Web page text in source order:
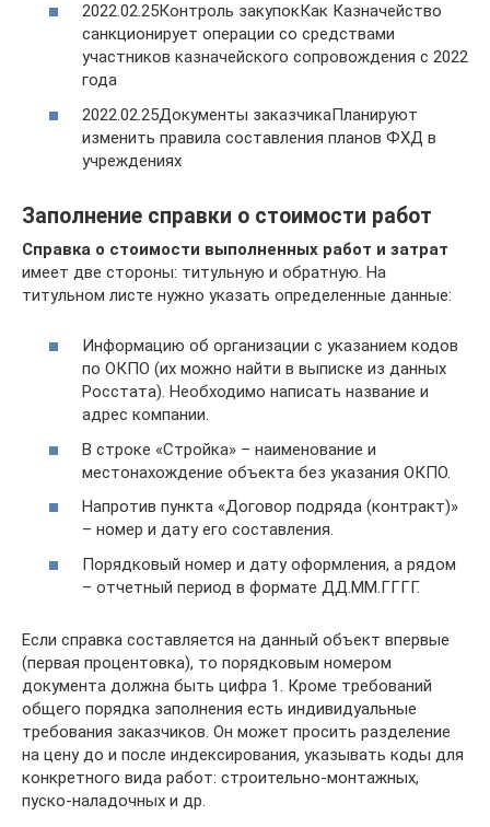
2022.02.25Контроль закупокКак Казначейство
санкционирует операции со средствами
участников казначейского сопровождения с 2022
года
2022.02.25Документы заказчикаПланируют
изменить правила составления планов ФХД в
учреждениях
Заполнение справки о стоимости работ
Справка о стоимости выполненных работ и затрат
имеет две стороны: титульную и обратную. На
титульном листе нужно указать определенные данные:
Информацию об организации с указанием кодов
по ОКПО (их можно найти в выписке из данных
Росстата). Необходимо написать название и
адрес компании.
В строке «Стройка» – наименование и
местонахождение объекта без указания ОКПО.
Напротив пункта «Договор подряда (контракт)»
– номер и дату его составления.
Порядковый номер и дату оформления, а рядом
– отчетный период в формате ДД.ММ.ГГГГ.
Если справка составляется на данный объект впервые
(первая процентовка), то порядковым номером
документа должна быть цифра 1. Кроме требований
общего порядка заполнения есть индивидуальные
требования заказчиков. Он может просить разделение
на цену до и после индексирования, указывать коды для
конкретного вида работ: строительно-монтажных,
пуско-наладочных и др.